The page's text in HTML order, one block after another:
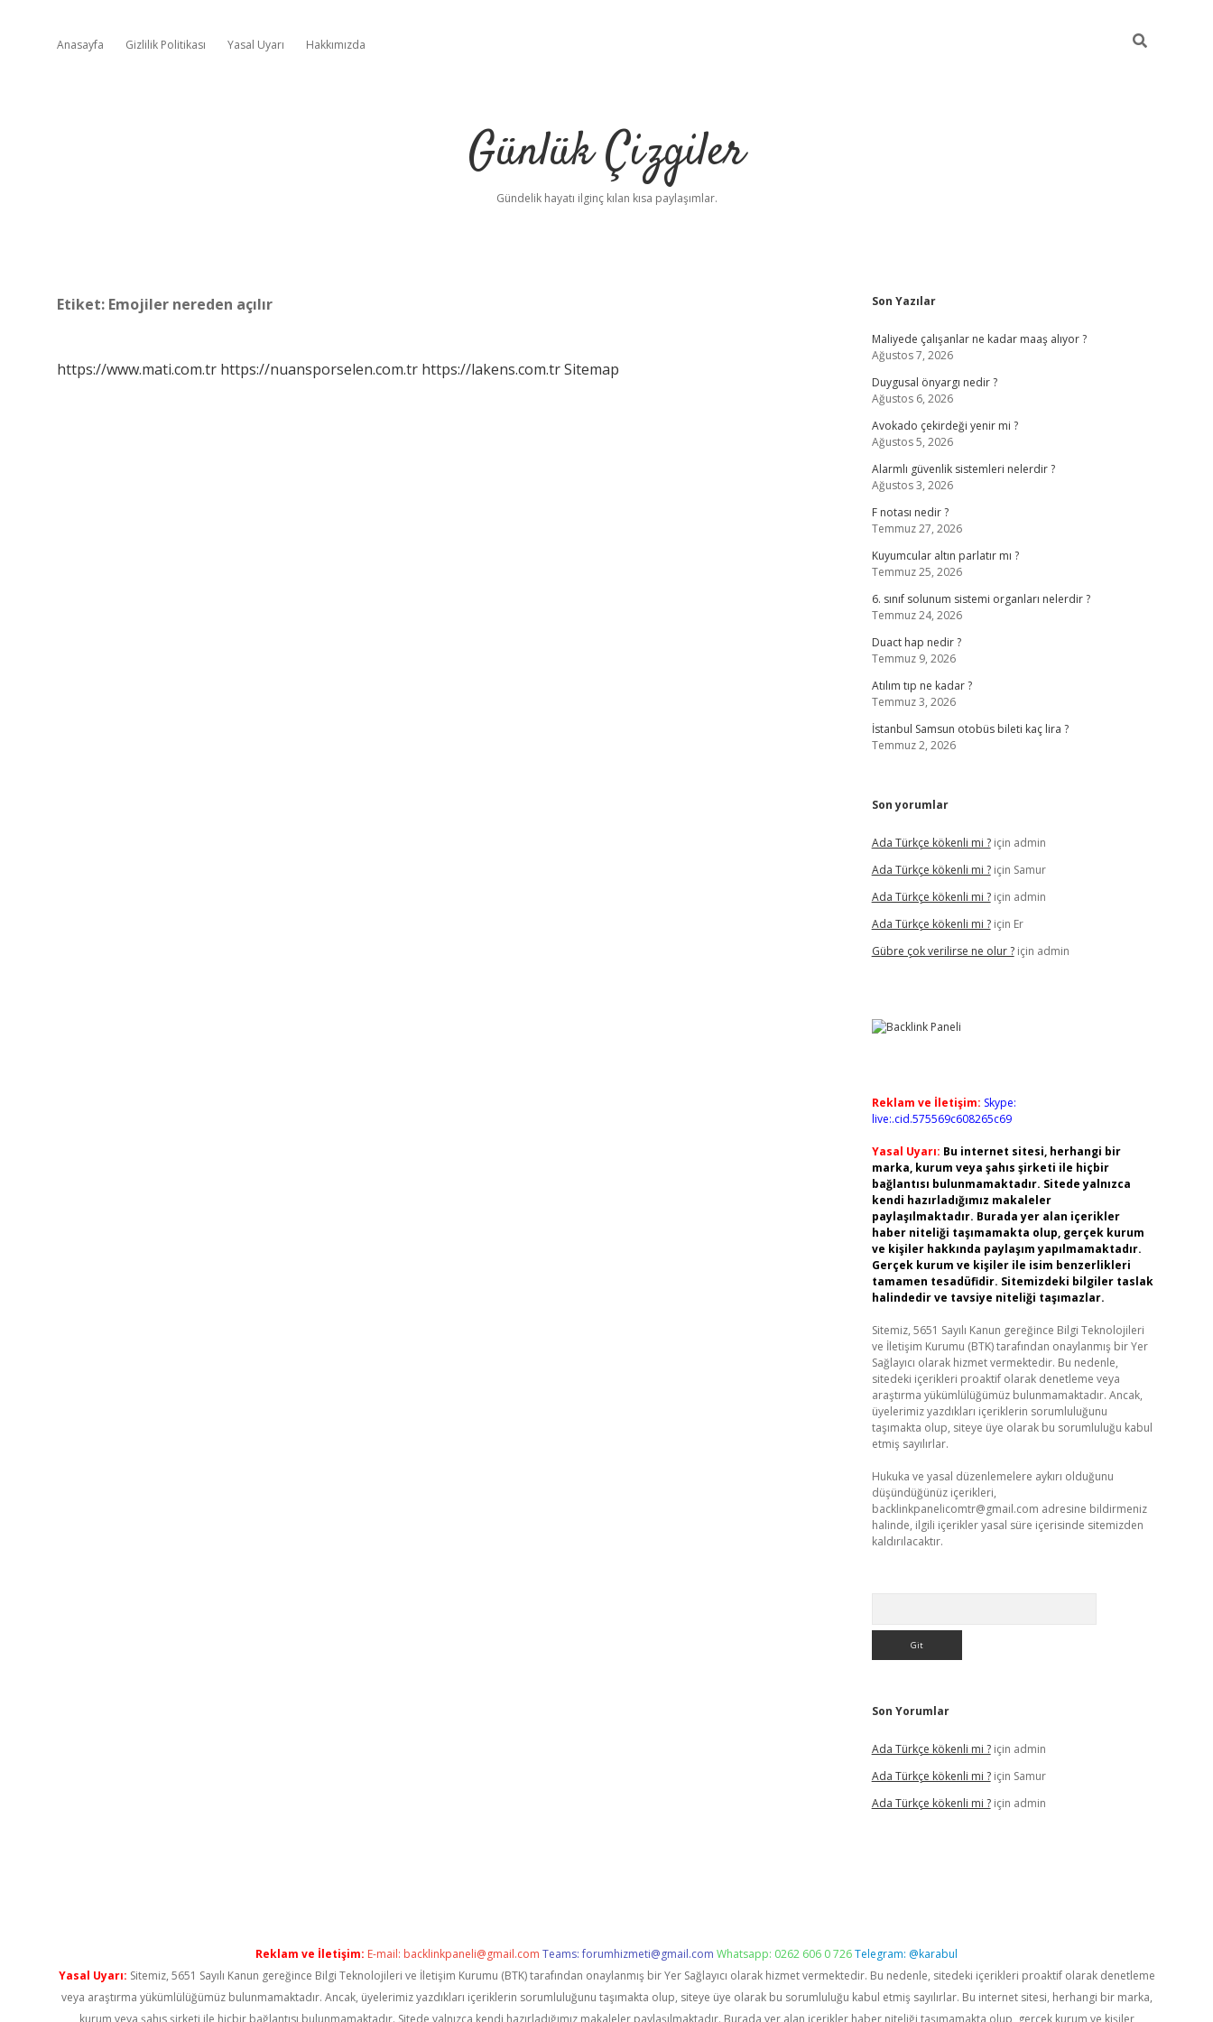
Anasayfa Gizlilik Politikası Yasal Uyarı Hakkımızda
Günlük Çizgiler
Gündelik hayatı ilginç kılan kısa paylaşımlar.
Etiket: Emojiler nereden açılır
https://www.mati.com.tr https://nuansporselen.com.tr https://lakens.com.trSitemap
Sidebar
Son Yazılar
Maliyede çalışanlar ne kadar maaş alıyor ?
Ağustos 7, 2026
Duygusal önyargı nedir ?
Ağustos 6, 2026
Avokado çekirdeği yenir mi ?
Ağustos 5, 2026
Alarmlı güvenlik sistemleri nelerdir ?
Ağustos 3, 2026
F notası nedir ?
Temmuz 27, 2026
Kuyumcular altın parlatır mı ?
Temmuz 25, 2026
6. sınıf solunum sistemi organları nelerdir ?
Temmuz 24, 2026
Duact hap nedir ?
Temmuz 9, 2026
Atılım tıp ne kadar ?
Temmuz 3, 2026
İstanbul Samsun otobüs bileti kaç lira ?
Temmuz 2, 2026
Son yorumlar
Ada Türkçe kökenli mi ?için admin
Ada Türkçe kökenli mi ?için Samur
Ada Türkçe kökenli mi ?için admin
Ada Türkçe kökenli mi ?için Er
Gübre çok verilirse ne olur ?için admin
Reklam ve İletişim: Skype:
live:.cid.575569c608265c69
Yasal Uyarı: Bu internet sitesi, herhangi bir
marka, kurum veya şahıs şirketi ile hiçbir
bağlantısı bulunmamaktadır. Sitede yalnızca
kendi hazırladığımız makaleler
paylaşılmaktadır. Burada yer alan içerikler
haber niteliği taşımamakta olup, gerçek kurum
ve kişiler hakkında paylaşım yapılmamaktadır.
Gerçek kurum ve kişiler ile isim benzerlikleri
tamamen tesadüfidir. Sitemizdeki bilgiler taslak
halindedir ve tavsiye niteliği taşımazlar.
Sitemiz, 5651 Sayılı Kanun gereğince Bilgi Teknolojileri
ve İletişim Kurumu (BTK) tarafından onaylanmış bir Yer
Sağlayıcı olarak hizmet vermektedir. Bu nedenle,
sitedeki içerikleri proaktif olarak denetleme veya
araştırma yükümlülüğümüz bulunmamaktadır. Ancak,
üyelerimiz yazdıkları içeriklerin sorumluluğunu
taşımakta olup, siteye üye olarak bu sorumluluğu kabul
etmiş sayılırlar.
Hukuka ve yasal düzenlemelere aykırı olduğunu
düşündüğünüz içerikleri,
backlinkpanelicomtr@gmail.com adresine bildirmeniz
halinde, ilgili içerikler yasal süre içerisinde sitemizden
kaldırılacaktır.
Son Yorumlar
Ada Türkçe kökenli mi ?için admin
Ada Türkçe kökenli mi ?için Samur
Ada Türkçe kökenli mi ?için admin
Reklam ve İletişim: E-mail: backlinkpaneli@gmail.com Teams:forumhizmeti@gmail.com Whatsapp: 0262 606 0 726Telegram: @karabul
Yasal Uyarı: Sitemiz, 5651 Sayılı Kanun gereğince Bilgi Teknolojileri ve İletişim Kurumu (BTK) tarafından onaylanmış bir Yer Sağlayıcı olarak hizmet vermektedir. Bu nedenle, sitedeki içerikleri proaktif olarak denetleme
veya araştırma yükümlülüğümüz bulunmamaktadır. Ancak, üyelerimiz yazdıkları içeriklerin sorumluluğunu taşımakta olup, siteye üye olarak bu sorumluluğu kabul etmiş sayılırlar. Bu internet sitesi, herhangi bir marka,
kurum veya şahıs şirketi ile hiçbir bağlantısı bulunmamaktadır. Sitede yalnızca kendi hazırladığımız makaleler paylaşılmaktadır. Burada yer alan içerikler haber niteliği taşımamakta olup, gerçek kurum ve kişiler